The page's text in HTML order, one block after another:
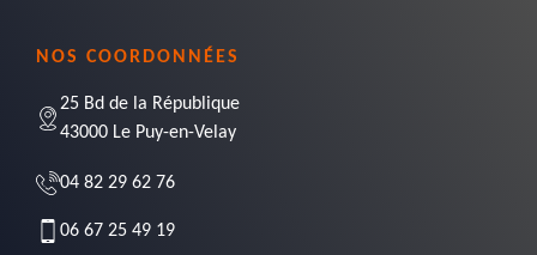
NOS COORDONNÉES
25 Bd de la République
43000 Le Puy-en-Velay
04 82 29 62 76
06 67 25 49 19